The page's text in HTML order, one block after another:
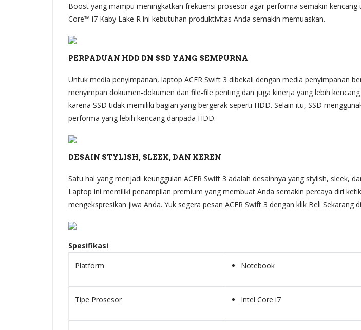
Boost yang mampu meningkatkan frekuensi prosesor agar performa semakin
Core™ i7 Kaby Lake R ini kebutuhan produktivitas Anda semakin memuaskan.
PERPADUAN HDD DN SSD YANG SEMPURNA
Untuk media penyimpanan, laptop ACER Swift 3 dibekali dengan media penyimpanan
menyimpan dokumen-dokumen dan file-file penting dan juga kinerja yang lebih
karena SSD tidak memiliki bagian yang bergerak seperti HDD. Selain itu, SSD
performa yang lebih kencang daripada HDD.
DESAIN STYLISH, SLEEK, DAN KEREN
Satu hal yang menjadi keunggulan ACER Swift 3 adalah desainnya yang stylish, sleek,
Laptop ini memiliki penampilan premium yang membuat Anda semakin percaya diri
mengekspresikan jiwa Anda. Yuk segera pesan ACER Swift 3 dengan klik Beli Sekarang
Spesifikasi
Platform Notebook
Tipe Prosesor Intel Core i7